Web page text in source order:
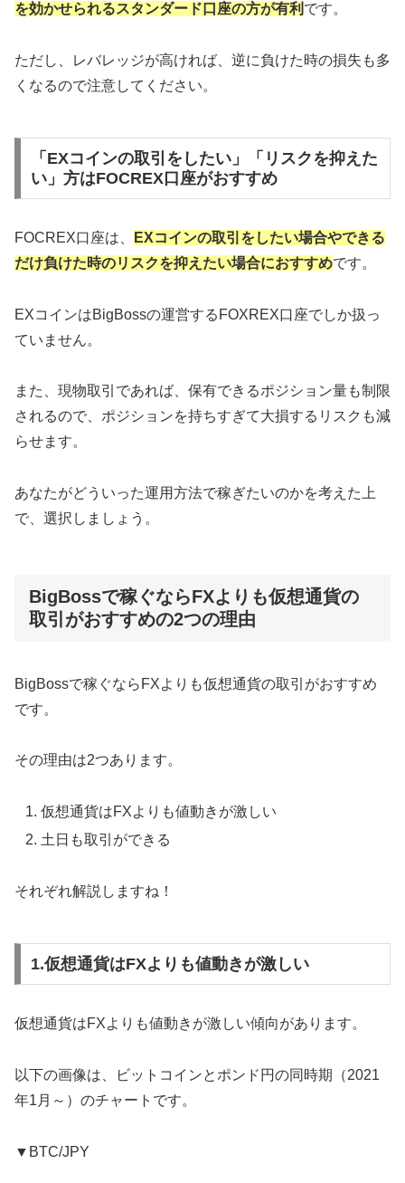
を効かせられるスタンダード口座の方が有利 です。
ただし、レバレッジが高ければ、逆に負けた時の損失も多
くなるので注意してください。
「EXコインの取引をしたい」「リスクを抑えた
い」方はFOCREX口座がおすすめ
FOCREX口座は、
EXコインの取引をしたい場合やできる
だけ負けた時のリスクを抑えたい場合におすすめです。
EXコインはBigBossの運営するFOXREX口座でしか扱っ
ていません。
また、現物取引であれば、保有できるポジション量も制限
されるので、ポジションを持ちすぎて大損するリスクも減
らせます。
あなたがどういった運用方法で稼ぎたいのかを考えた上
で、選択しましょう。
BigBossで稼ぐならFXよりも仮想通貨の
取引がおすすめの2つの理由
BigBossで稼ぐならFXよりも仮想通貨の取引がおすすめ
です。
その理由は2つあります。
仮想通貨はFXよりも値動きが激しい
土日も取引ができる
それぞれ解説しますね！
1.仮想通貨はFXよりも値動きが激しい
仮想通貨はFXよりも値動きが激しい傾向があります。
以下の画像は、ビットコインとポンド円の同時期（2021
年1月～）のチャートです。
▼BTC/JPY